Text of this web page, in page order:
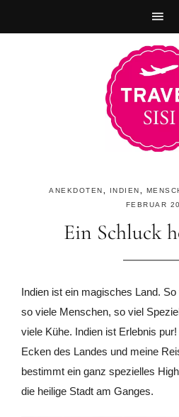
ANEKDOTEN INDIEN
FEBRUAR
Ein Schluck
Indien ist ein magisches Land.
so viele Menschen, so viel
viele Kühe. Indien ist Erlebnis
Ecken des Landes und meine
bestimmt ein ganz spezielles
die heilige Stadt am Ganges.